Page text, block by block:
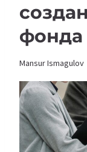
фонда
Mansur Ismagulov